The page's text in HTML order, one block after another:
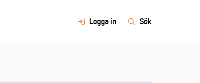
Logga in Sök